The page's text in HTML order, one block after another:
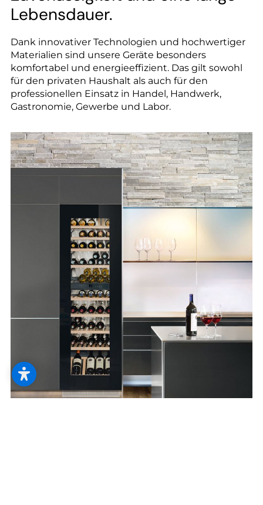
--
--
Lebensdauer.
Dank innovativer Technologien und hochwertiger
Materialien sind unsere Geräte besonders
komfortabel und energieeffizient. Das gilt sowohl
für den privaten Haushalt als auch für den
professionellen Einsatz in Handel, Handwerk,
Gastronomie, Gewerbe und Labor.